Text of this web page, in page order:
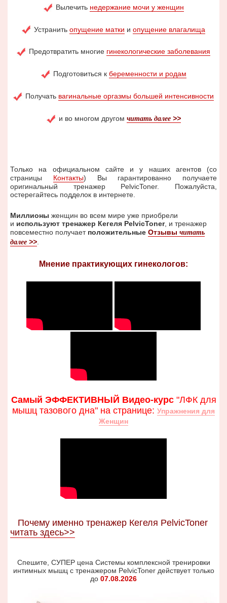
Вылечить недержание мочи у женщин
Устранить опущение матки и опущение влагалища
Предотвратить многие гинекологические заболевания
Подготовиться к беременности и родам
Получать вагинальные оргазмы большей интенсивности
и во многом другом читать далее>>
Только на официальном сайте и у наших агентов (со
страницы Контакты) Вы гарантированно получаете
оригинальный тренажер PelvicToner. Пожалуйста,
остерегайтесь подделок в интернете.
Миллионы женщин во всем мире уже приобрели
и используют тренажер Кегеля PelvicToner, и тренажер
повсеместно получает положительные Отзывы читать
далее >>
Мнение практикующих гинекологов:
Самый ЭФФЕКТИВНЫЙ Видео-курс"ЛФК для
мышц тазового дна" на странице: Упражнения для
Женщин
Почему именно тренажер Кегеля PelvicToner
читать здесь>>
Спешите, СУПЕР цена Системы комплексной тренировки
интимных мышц с тренажером PelvicToner действует только
до 07.08.2026